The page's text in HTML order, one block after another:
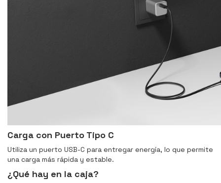
Carga con Puerto Tipo C
Utiliza un puerto USB-C para entregar energía, lo que permite
una carga más rápida y estable.
¿Qué hay en la caja?